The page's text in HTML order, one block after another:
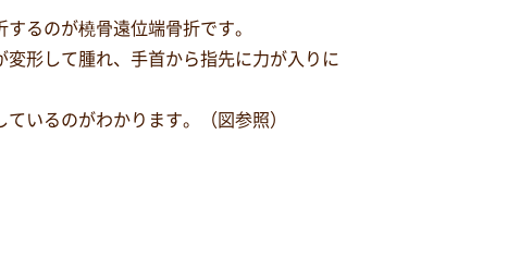
るのが橈骨遠位端骨折です。
形して腫れ、手首から指先に力が入りに
いるのがわかります。（図参照）